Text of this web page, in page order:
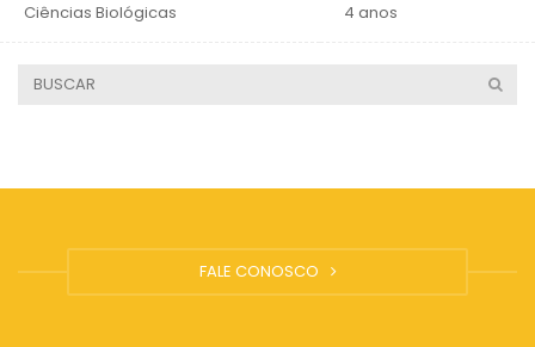
Ciências Biológicas 4 anos
FALE CONOSCO